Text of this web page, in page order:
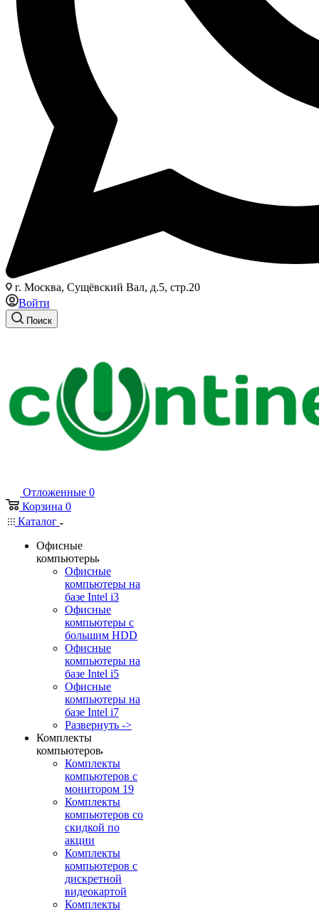
г. Москва, Сущёвский Вал, д.5, стр.20
Войти
Поиск
Отложенные 0
Корзина 0
Каталог
Офисные
компьютеры
Офисные
компьютеры на
базе Intel i3
Офисные
компьютеры с
большим HDD
Офисные
компьютеры на
базе Intel i5
Офисные
компьютеры на
базе Intel i7
Развернуть ->
Комплекты
компьютеров
Комплекты
компьютеров с
монитором 19
Комплекты
компьютеров со
скидкой по
акции
Комплекты
компьютеров с
дискретной
видеокартой
Комплекты